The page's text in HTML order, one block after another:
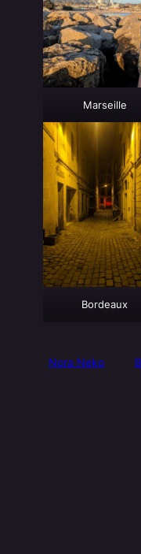
Marseille
Bordeaux
Nora Neko